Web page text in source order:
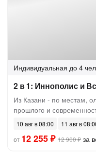
Индивидуальная до 4
2 в 1: Иннополис и
Из Казани - по местам,
прошлого и
10 авг в 08:00
11 авг в
от 12 255 ₽ 12 900 ₽ за